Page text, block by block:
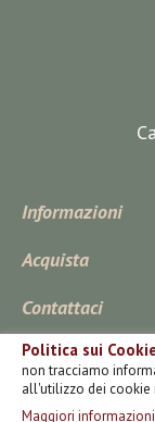
Politica sui
non tracciamo
all'utilizzo dei
Maggiori informazioni
Informazioni
Acquista
Contattaci
Iscriviti Alla